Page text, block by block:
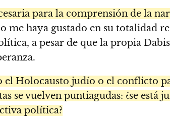
para la comprensión de la
me haya gustado en su totalidad
a pesar de que la propia
Holocausto judío o el conflicto
se vuelven puntiagudas: ¿se está
política?